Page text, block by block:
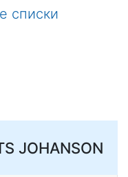
списки
JOHANSON